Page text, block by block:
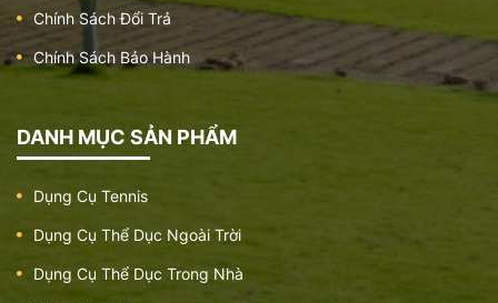
Chính Sách Đổi Trả
Chính Sách Bảo Hành
DANH MỤC SẢN PHẨM
Dụng Cụ Tennis
Dụng Cụ Thể Dục Ngoài Trời
Dụng Cụ Thể Dục Trong Nhà